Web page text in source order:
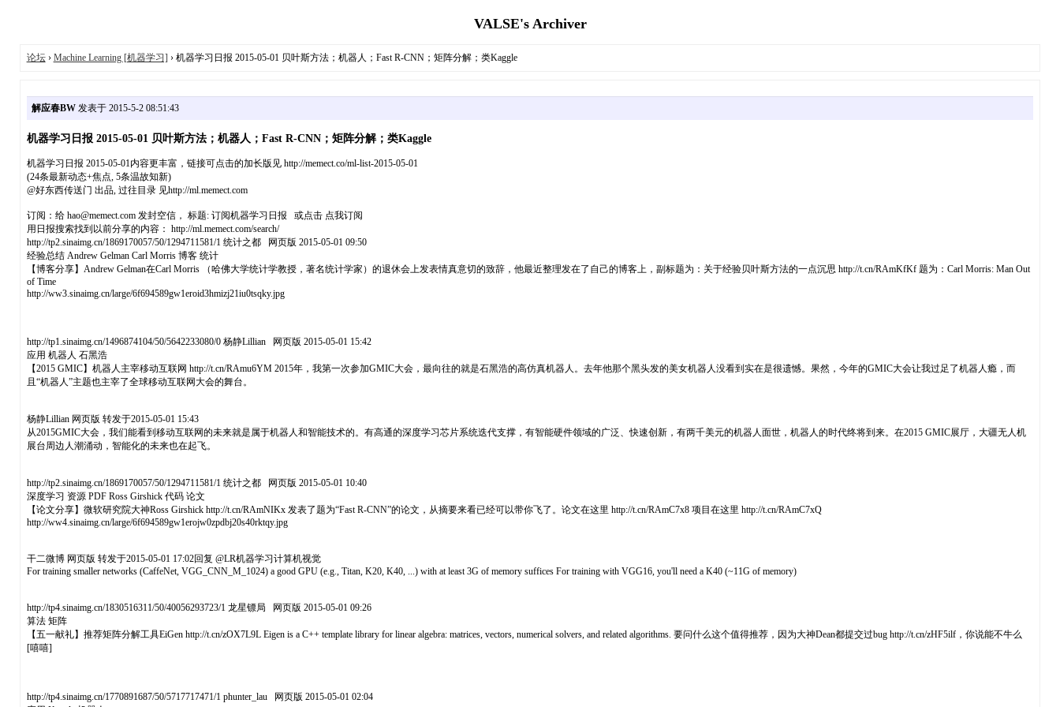
VALSE's Archiver
论坛› Machine Learning [机器学习] › 机器学习日报 2015-05-01 贝叶斯方法；机器人；Fast R-CNN；矩阵分解；类Kaggle
解应春BW发表于 2015-5-2 08:51:43
机器学习日报 2015-05-01 贝叶斯方法；机器人；Fast R-CNN；矩阵分解；类Kaggle
机器学习日报 2015-05-01内容更丰富，链接可点击的加长版见 http://memect.co/ml-list-2015-05-01
(24条最新动态+焦点, 5条温故知新)
@好东西传送门 出品, 过往目录 见http://ml.memect.com
订阅：给 hao@memect.com 发封空信， 标题: 订阅机器学习日报 或点击 点我订阅
用日报搜索找到以前分享的内容： http://ml.memect.com/search/
http://tp2.sinaimg.cn/1869170057/50/1294711581/1 统计之都 网页版 2015-05-01 09:50
经验总结 Andrew Gelman Carl Morris 博客 统计
【博客分享】Andrew Gelman在Carl Morris （哈佛大学统计学教授，著名统计学家）的退休会上发表情真意切的致辞，他最近整理发在了自己的博客上，副标题为：关于经验贝叶斯方法的一点沉思 http://t.cn/RAmKfKf 题为：Carl Morris: Man Out
of Time
http://ww3.sinaimg.cn/large/6f694589gw1eroid3hmizj21iu0tsqky.jpg
http://tp1.sinaimg.cn/1496874104/50/5642233080/0 杨静Lillian 网页版 2015-05-01 15:42
应用 机器人 石黑浩
【2015 GMIC】机器人主宰移动互联网 http://t.cn/RAmu6YM 2015年，我第一次参加GMIC大会，最向往的就是石黑浩的高仿真机器人。去年他那个黑头发的美女机器人没看到实在是很遗憾。果然，今年的GMIC大会让我过足了机器人瘾，而
且“机器人”主题也主宰了全球移动互联网大会的舞台。
杨静Lillian 网页版 转发于2015-05-01 15:43
从2015GMIC大会，我们能看到移动互联网的未来就是属于机器人和智能技术的。有高通的深度学习芯片系统迭代支撑，有智能硬件领域的广泛、快速创新，有两千美元的机器人面世，机器人的时代终将到来。在2015 GMIC展厅，大疆无人机
展台周边人潮涌动，智能化的未来也在起飞。
http://tp2.sinaimg.cn/1869170057/50/1294711581/1 统计之都 网页版 2015-05-01 10:40
深度学习 资源 PDF Ross Girshick 代码 论文
【论文分享】微软研究院大神Ross Girshick http://t.cn/RAmNIKx 发表了题为“Fast R-CNN”的论文，从摘要来看已经可以带你飞了。论文在这里 http://t.cn/RAmC7x8 项目在这里 http://t.cn/RAmC7xQ
http://ww4.sinaimg.cn/large/6f694589gw1erojw0zpdbj20s40rktqy.jpg
干二微博 网页版 转发于2015-05-01 17:02回复 @LR机器学习计算机视觉
For training smaller networks (CaffeNet, VGG_CNN_M_1024) a good GPU (e.g., Titan, K20, K40, ...) with at least 3G of memory suffices For training with VGG16, you'll need a K40 (~11G of memory)
http://tp4.sinaimg.cn/1830516311/50/40056293723/1 龙星镖局 网页版 2015-05-01 09:26
算法 矩阵
【五一献礼】推荐矩阵分解工具EiGen http://t.cn/zOX7L9L Eigen is a C++ template library for linear algebra: matrices, vectors, numerical solvers, and related algorithms. 要问什么这个值得推荐，因为大神Dean都提交过bug http://t.cn/zHF5ilf，你说能不牛么
[嘻嘻]
http://tp4.sinaimg.cn/1770891687/50/5717717471/1 phunter_lau 网页版 2015-05-01 02:04